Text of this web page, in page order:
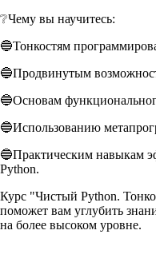
❔Чему вы научитесь:
🔵Тонкостям
🔵Продвинутым
🔵Основам
🔵Использованию
🔵Практическим навыкам
Python.
Курс "Чистый Python.
поможет вам углубить
на более высоком уровне.